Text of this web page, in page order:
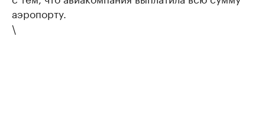
аэропорту.
\